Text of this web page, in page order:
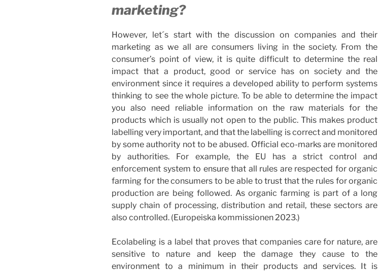
marketing?
However, let´s start with the discussion on companies and their
marketing as we all are consumers living in the society. From the
consumer’s point of view, it is quite difficult to determine the real
impact that a product, good or service has on society and the
environment since it requires a developed ability to perform systems
thinking to see the whole picture. To be able to determine the impact
you also need reliable information on the raw materials for the
products which is usually not open to the public. This makes product
labelling very important, and that the labelling is correct and monitored
by some authority not to be abused. Official eco-marks are monitored
by authorities. For example, the EU has a strict control and
enforcement system to ensure that all rules are respected for organic
farming for the consumers to be able to trust that the rules for organic
production are being followed. As organic farming is part of a long
supply chain of processing, distribution and retail, these sectors are
also controlled. (Europeiska kommissionen 2023.)
Ecolabeling is a label that proves that companies care for nature, are
sensitive to nature and keep the damage they cause to the
environment to a minimum in their products and services. It is